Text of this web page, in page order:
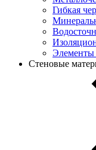
Гибкая
Элементы
Стеновые